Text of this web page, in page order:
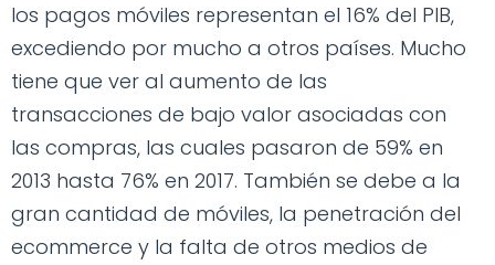
los pagos móviles representan el 16% del PIB,
excediendo por mucho a otros países. Mucho
tiene que ver al aumento de las
transacciones de bajo valor asociadas con
las compras, las cuales pasaron de 59% en
2013 hasta 76% en 2017. También se debe a la
gran cantidad de móviles, la penetración del
ecommerce y la falta de otros medios de